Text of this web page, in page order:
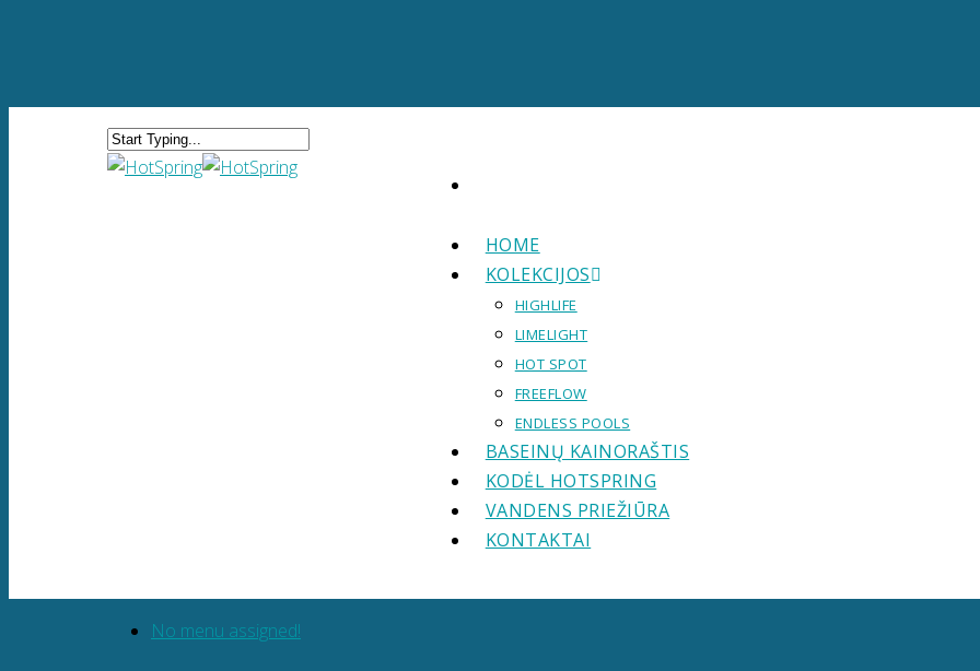
HOME
KOLEKCIJOS
HIGHLIFE
LIMELIGHT
HOT SPOT
FREEFLOW
ENDLESS POOLS
BASEINŲ KAINORAŠTIS
KODĖL HOTSPRING
VANDENS PRIEŽIŪRA
KONTAKTAI
No menu assigned!